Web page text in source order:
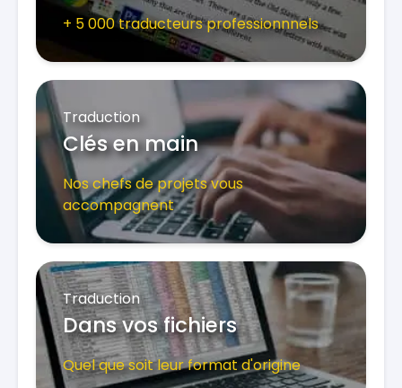
+ 5 000 traducteurs professionnnels
Traduction
Clés en main
Nos chefs de projets vous
accompagnent
Traduction
Dans vos fichiers
Quel que soit leur format d'origine